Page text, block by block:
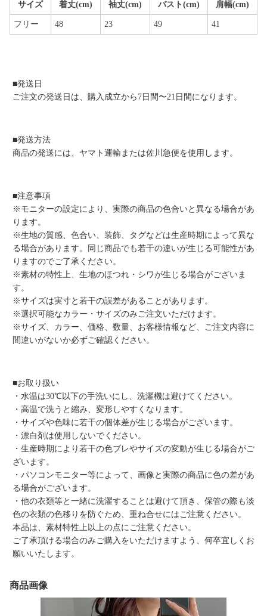
サイズ 着丈(cm) 袖丈(cm) バスト(cm) 肩幅(cm)
フリー 48 23 49 41
■発送日
ご注文の発送日は、購入成立から7日間〜21日間になります。
■発送方法
商品の発送には、ヤマト運輸または佐川急便を使用します。
■注意事項
※モニターの設定により、実際の商品の色合いと異なる場合があ
ります。
※生地の質感、色合い、装飾、タグなどは生産時期によって異な
る場合があります。同じ商品でも若干の違いが生じる可能性があ
りますのでご了承ください。
※素材の特性上、生地のほつれ・シワが生じる場合がございま
す。
※サイズは実寸と若干の誤差があることがあります。
※選択可能なカラー・サイズのみご注文いただけます。
※サイズ、カラー、価格、数量、お客様情報など、ご注文内容に
間違いがないか必ずご確認ください。
■お取り扱い
・水温は30℃以下の手洗いにし、洗濯機は避けてください。
・高温で洗うと縮み、変形しやすくなります。
・サイズや色味に若干の個体差が生じる場合がございます。
・漂白剤は使用しないでください。
・生産時期により若干の色ブレやサイズの変動が生じる場合がご
ざいます。
・パソコンモニター等によって、画像と実際の商品に色の差があ
る場合がございます。
・他の衣類等と一緒に洗濯することは避けて頂き、保管の際も淡
色の衣類の色移りを防ぐため、重ね合せにはご注意ください。
本品は、素材特性上以上の点にご注意ください。
ご了承頂ける場合のみご購入をいただけますよう、何卒宜しくお
願いいたします。
商品画像